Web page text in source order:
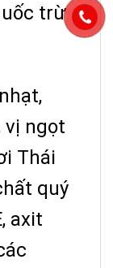
trừ
vị ngọt
Thái
quý
axit